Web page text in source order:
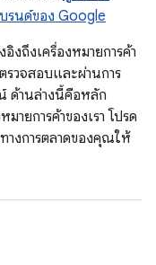
รนด์ของ Google
ถึงเครื่องหมายการค้า
รวจสอบและผ่านการ
ด้านล่างนี้คือหลัก
ายการค้าของเรา โปรด
างการตลาดของคุณให้